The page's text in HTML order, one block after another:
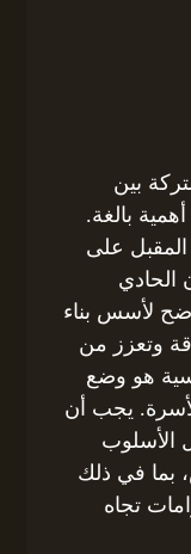
بين
بالغة.
على
الحادي
لأسس بناء
وتعزز من
هو وضع
يجب أن
الأسلوب
بما في ذلك
تجاه